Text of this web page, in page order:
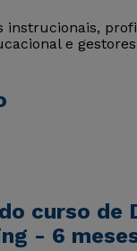
instrucionais,
e gestores
curso de
- 6